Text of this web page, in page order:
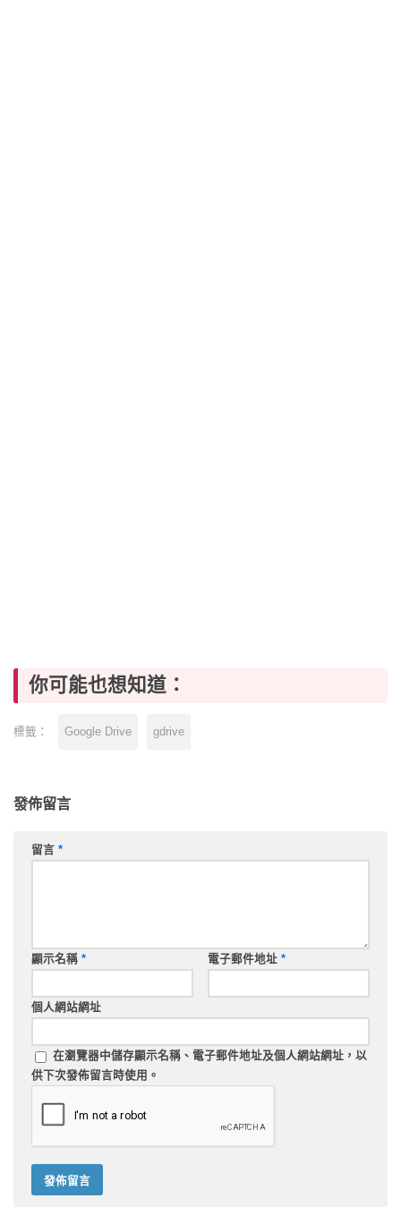
你可能也想知道：
標籤： Google Drive gdrive
發佈留言
留言 *
顯示名稱 * 電子郵件地址 *
個人網站網址
在瀏覽器中儲存顯示名稱、電子郵件地址及個人網站網址，以
供下次發佈留言時使用。